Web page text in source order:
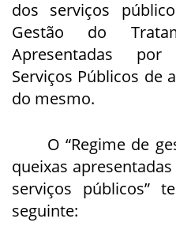
dos serviços
Gestão do
Apresentadas
Serviços Públicos de
do mesmo.
O “Regime de
queixas
serviços públicos”
seguinte: